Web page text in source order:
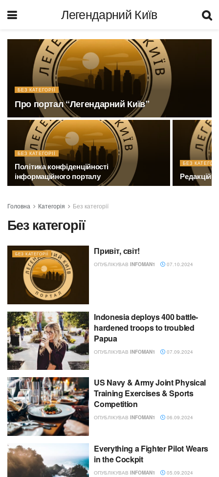
Легендарний Київ
БЕЗ КАТЕГОРІЇ
Про портал “Легендарний Київ”
БЕЗ КАТЕГОРІЇ
Політика конфіденційності
інформаційного порталу
БЕЗ
Головна Категорія Без категорії
Без категорії
БЕЗ КАТЕГОРІЇ Привіт, світ!
ОПУБЛІКУВАВ INFOMAN1 07.10.2024
Indonesia deploys 400 battle-
hardened troops to troubled
Papua
ОПУБЛІКУВАВ INFOMAN1 07.09.2024
US Navy & Army Joint Physical
Training Exercises & Sports
Competition
ОПУБЛІКУВАВ INFOMAN1 06.09.2024
Everything a Fighter Pilot Wears
in the Cockpit
ОПУБЛІКУВАВ INFOMAN1 05.09.2024